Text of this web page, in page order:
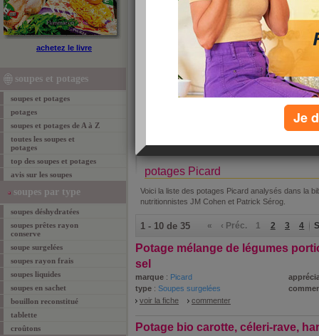
achetez le livre
soupes et potages
soupes et potages
potages
soupes et potages de A à Z
toutes les soupes et
potages
top des soupes et potages
avis sur les soupes
soupes par type
soupes déshydratées
soupes prêtes rayon
conserve
soupe surgelées
soupes rayon frais
soupes liquides
soupes en sachet
bouillon reconstitué
tablette
croûtons
tous les soupes et potages par ordre
N
potages Picard
Voici la liste des potages Picard analysés dans la
nutritionnistes JM Cohen et Patrick Sérog.
1 - 10 de 35 « ‹ Préc. 1 2 3 4
Potage mélange de légumes
sel
marque : Picard
type : Soupes surgelées
voir la fiche
commenter
Potage bio carotte, céleri-rave,
Je